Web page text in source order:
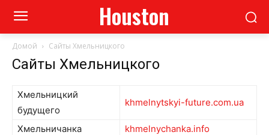
Houston
Домой Сайты Хмельницкого
Сайты Хмельницкого
Хмельницкий
будущего
khmelnytskyi-future.com.ua
Хмельничанка
khmelnychanka.info